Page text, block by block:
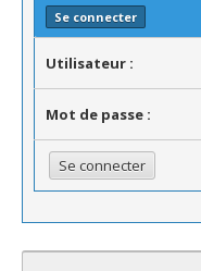
Se connecter
Utilisateur :
Mot de passe :